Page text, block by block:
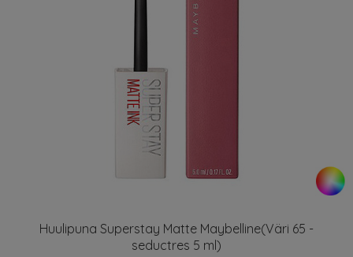
Huulipuna Superstay Matte Maybelline(Väri 65 -
seductres 5 ml)